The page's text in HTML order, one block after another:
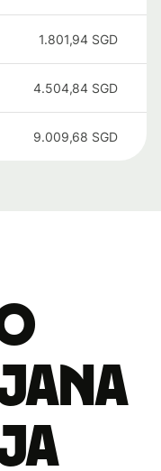
1.801,94 SGD
4.504,84 SGD
9.009,68 SGD